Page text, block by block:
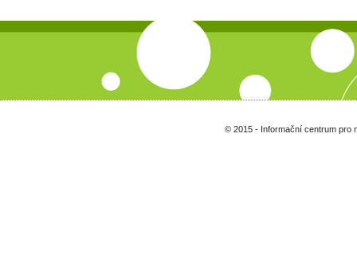
© 2015 - Informační centrum pro